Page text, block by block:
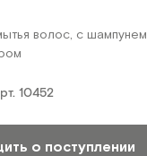
волос, с шампунем
10452
о поступлении